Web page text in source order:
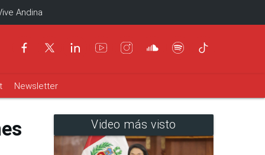
Andina
Newsletter
Video más visto